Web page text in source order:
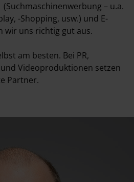
– u.a.
-Shopping, usw.) und E-
wir uns richtig gut aus.
am besten. Bei PR,
Video­produktionen setzen
Partner.